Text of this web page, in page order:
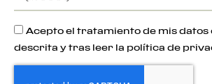
Acepto el tratamiento de mis datos
descrita y tras leer la política de